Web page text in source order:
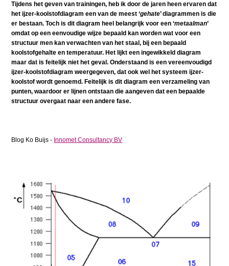
Tijdens het geven van trainingen, heb ik door de jaren heen ervaren dat
het ijzer-koolstofdiagram een van de meest ‘gehate’ diagrammen is die
er bestaan. Toch is dit diagram heel belangrijk voor een ‘metaalman’
omdat op een eenvoudige wijze bepaald kan worden wat voor een
structuur men kan verwachten van het staal, bij een bepaald
koolstofgehalte en temperatuur. Het lijkt een ingewikkeld diagram
maar dat is feitelijk niet het geval. Onderstaand is een vereenvoudigd
ijzer-koolstofdiagram weergegeven, dat ook wel het systeem ijzer-
koolstof wordt genoemd. Feitelijk is dit diagram een verzameling van
punten, waardoor er lijnen ontstaan die aangeven dat een bepaalde
structuur overgaat naar een andere fase.
Blog Ko Buijs - Innomet Consultancy BV